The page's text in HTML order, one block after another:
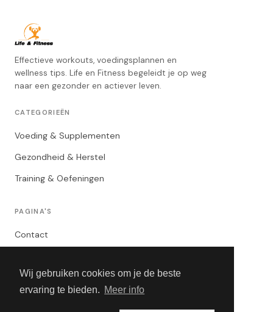
Wij gebruiken cookies om je de beste
ervaring te bieden. Meer info
Effectieve workouts, voedingsplannen en
wellness tips. Life en Fitness begeleidt je op weg
naar een gezonder en actiever leven.
CATEGORIEËN
Voeding & Supplementen
Gezondheid & Herstel
Training & Oefeningen
PAGINA'S
Contact
Algemene Voorwaarden
Adverteren